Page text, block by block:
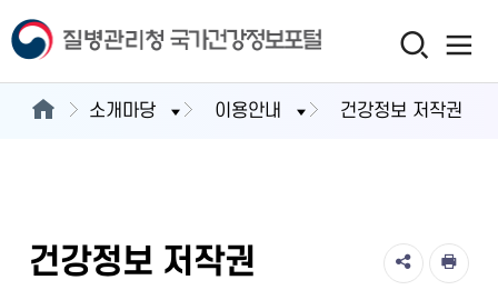
소개마당 이용안내 건강정보 저작권
건강정보 저작권